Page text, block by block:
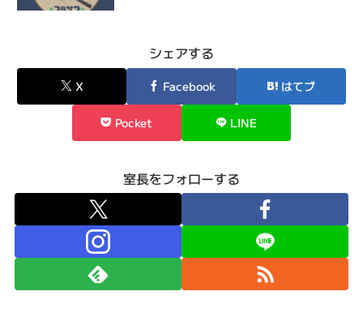
シェアする
X Facebook はてブ
Pocket LINE
室長をフォローする